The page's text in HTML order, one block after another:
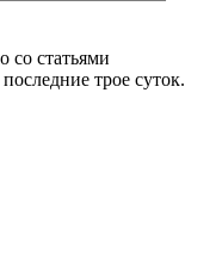
со статьями
трое суток.